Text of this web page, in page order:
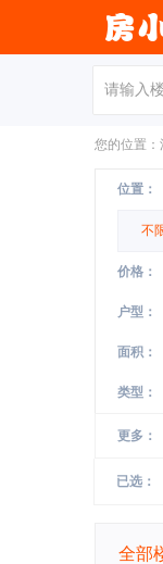
您的位置：
位置：
不
价格：
户型：
面积：
类型：
更多：
已选：
全部